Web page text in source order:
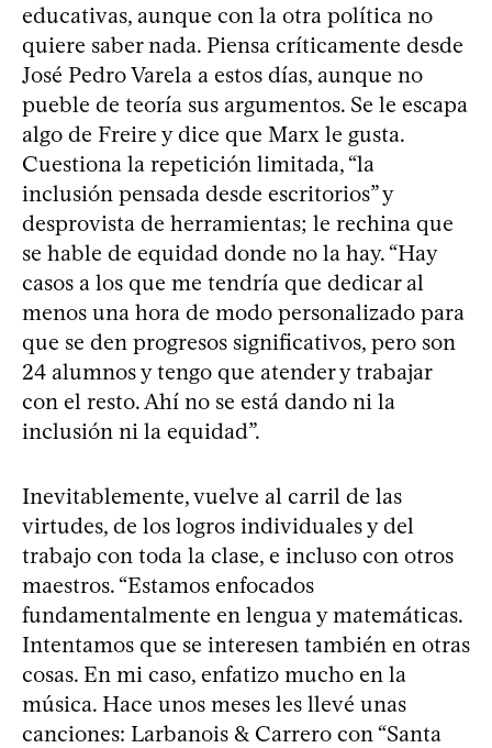
educativas, aunque con la otra política no
quiere saber nada. Piensa críticamente desde
José Pedro Varela a estos días, aunque no
pueble de teoría sus argumentos. Se le escapa
algo de Freire y dice que Marx le gusta.
Cuestiona la repetición limitada, “la
inclusión pensada desde escritorios” y
desprovista de herramientas; le rechina que
se hable de equidad donde no la hay. “Hay
casos a los que me tendría que dedicar al
menos una hora de modo personalizado para
que se den progresos significativos, pero son
24 alumnos y tengo que atender y trabajar
con el resto. Ahí no se está dando ni la
inclusión ni la equidad”.
Inevitablemente, vuelve al carril de las
virtudes, de los logros individuales y del
trabajo con toda la clase, e incluso con otros
maestros. “Estamos enfocados
fundamentalmente en lengua y matemáticas.
Intentamos que se interesen también en otras
cosas. En mi caso, enfatizo mucho en la
música. Hace unos meses les llevé unas
canciones: Larbanois & Carrero con “Santa